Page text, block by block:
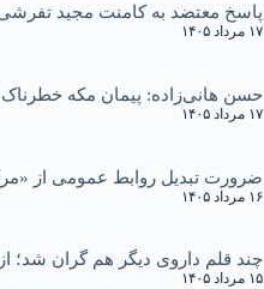
پاسخ معتضد به کامنت مجید تفرشی
۱۷ مرداد ۱۴۰۵
حسن هانی‌زاده: پیمان مکه
۱۷ مرداد ۱۴۰۵
ضرورت تبدیل روابط عمومی از
۱۶ مرداد ۱۴۰۵
چند قلم داروی دیگر هم گران شد؛ از ۲۷ تا ۱۱۷ درصد
۱۵ مرداد ۱۴۰۵